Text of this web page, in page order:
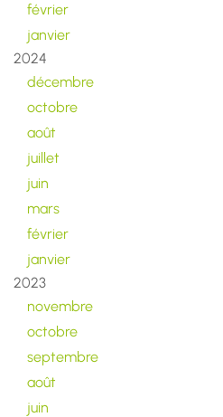
février
janvier
2024
décembre
octobre
août
juillet
juin
mars
février
janvier
2023
novembre
octobre
septembre
août
juin